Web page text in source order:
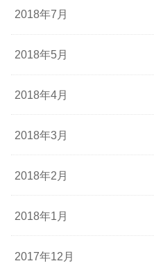
2018年7月
2018年5月
2018年4月
2018年3月
2018年2月
2018年1月
2017年12月